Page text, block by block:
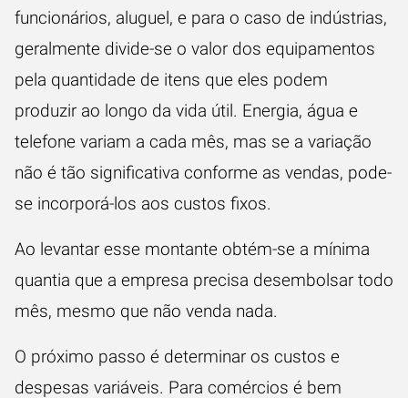
funcionários, aluguel, e para o caso de indústrias,
geralmente divide-se o valor dos equipamentos
pela quantidade de itens que eles podem
produzir ao longo da vida útil. Energia, água e
telefone variam a cada mês, mas se a variação
não é tão significativa conforme as vendas, pode-
se incorporá-los aos custos fixos.
Ao levantar esse montante obtém-se a mínima
quantia que a empresa precisa desembolsar todo
mês, mesmo que não venda nada.
O próximo passo é determinar os custos e
despesas variáveis. Para comércios é bem